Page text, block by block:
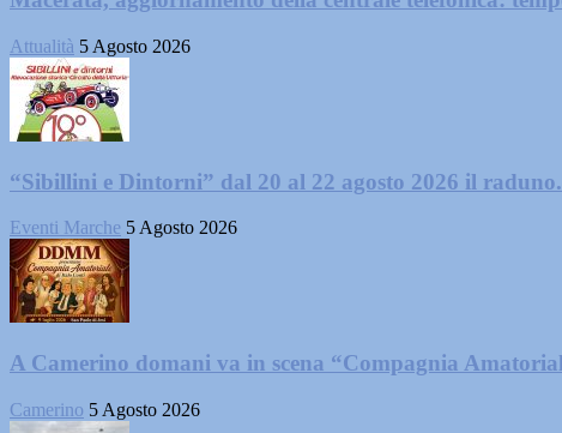
Attualità 5 Agosto 2026
“Sibillini e Dintorni” dal 20 al 22 agosto 2026 il
Eventi Marche 5 Agosto 2026
A Camerino domani va in scena “Compagnia
Camerino 5 Agosto 2026